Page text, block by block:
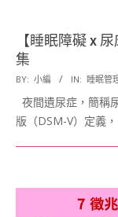
【睡眠障礙 x
集
2018-
09-
04
BY: 小編 IN: 睡眠管
夜間遺尿症，簡稱
版（DSM-V）定義，